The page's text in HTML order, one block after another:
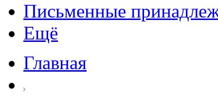
Письменные
Ещё
Главная